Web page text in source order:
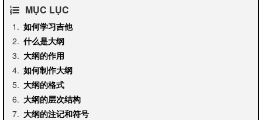
MỤC LỤC
如何学习吉他
什么是大纲
大纲的作用
如何制作大纲
大纲的格式
大纲的层次结构
大纲的注记和符号